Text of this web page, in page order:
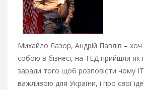
Михайло Лазор, Андрій Павлів – хоч
собою в бізнесі, на ТЕД прийшли як
заради того щоб розповісти чому
важливою для України, і про свої